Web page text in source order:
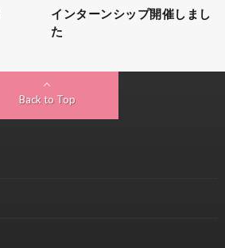
インターンシップ開催しまし
た
Back to Top